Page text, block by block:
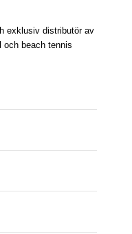
exklusiv distributör av
och beach tennis